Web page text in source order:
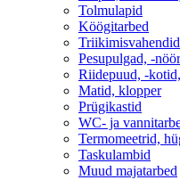
Tolmulapid
Köögitarbed
Triikimisvahendid
Pesupulgad, -
Riidepuud, -
Matid, klopper
Prügikastid
WC- ja
Termomeetrid,
Taskulambid
Muud majatarbed